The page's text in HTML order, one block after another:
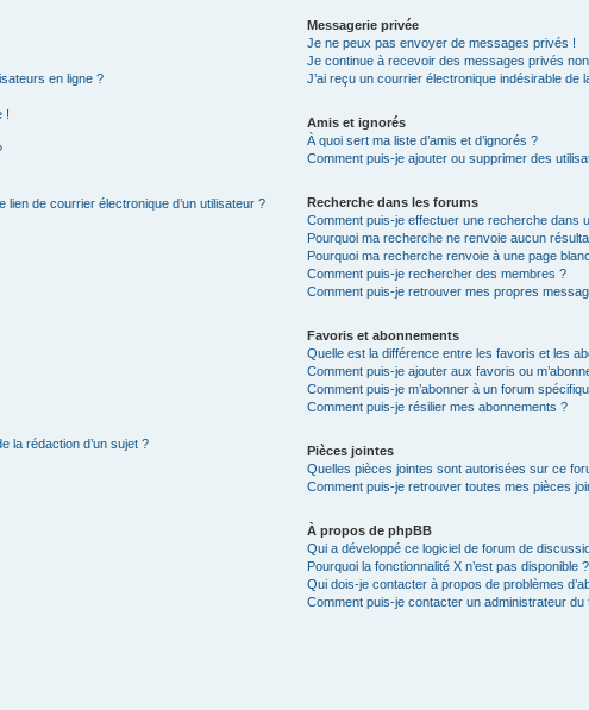
en ligne ?
!
lien de courrier électronique d’un utilisateur ?
la rédaction d’un sujet ?
Messagerie privée
Je ne peux pas envoyer de messages privés !
Je continue à recevoir des messages privés
J’ai reçu un courrier électronique indésirable de
Amis et ignorés
À quoi sert ma liste d’amis et d’ignorés ?
Comment puis-je ajouter ou supprimer des
Recherche dans les forums
Comment puis-je effectuer une recherche dans
Pourquoi ma recherche ne renvoie aucun
Pourquoi ma recherche renvoie à une page
Comment puis-je rechercher des membres ?
Comment puis-je retrouver mes propres
Favoris et abonnements
Quelle est la différence entre les favoris et les
Comment puis-je ajouter aux favoris ou
Comment puis-je m’abonner à un forum
Comment puis-je résilier mes abonnements ?
Pièces jointes
Quelles pièces jointes sont autorisées sur ce
Comment puis-je retrouver toutes mes pièces
À propos de phpBB
Qui a développé ce logiciel de forum de
Pourquoi la fonctionnalité X n’est pas disponible ?
Qui dois-je contacter à propos de problèmes
Comment puis-je contacter un administrateur du